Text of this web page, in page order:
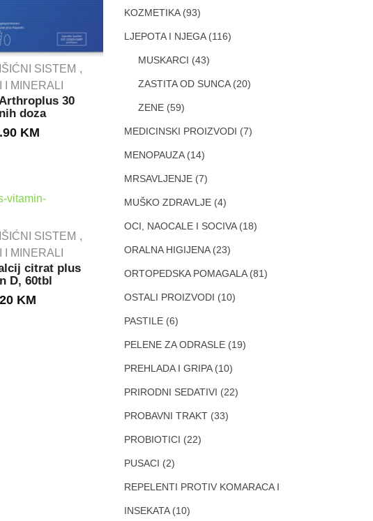
SISTEM
I MINERALI
30
doza
KM
STOCK
SISTEM
I MINERALI
citrat plus
D, 60tbl
KM
KOZMETIKA (93)
LJEPOTA I NJEGA (116)
MUSKARCI (43)
ZASTITA OD SUNCA (20)
ZENE (59)
MEDICINSKI PROIZVODI (7)
MENOPAUZA (14)
MRSAVLJENJE (7)
MUŠKO ZDRAVLJE (4)
OCI, NAOCALE I SOCIVA (18)
ORALNA HIGIJENA (23)
ORTOPEDSKA POMAGALA (81)
OSTALI PROIZVODI (10)
PASTILE (6)
PELENE ZA ODRASLE (19)
PREHLADA I GRIPA (10)
PRIRODNI SEDATIVI (22)
PROBAVNI TRAKT (33)
PROBIOTICI (22)
PUSACI (2)
REPELENTI PROTIV KOMARACA I
INSEKATA (10)